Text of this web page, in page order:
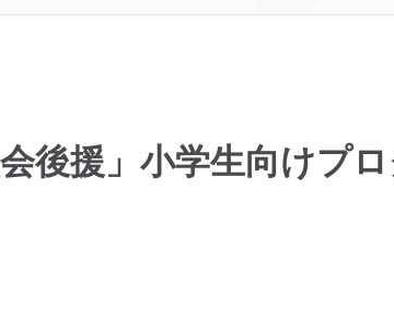
後援」小学生向けプ